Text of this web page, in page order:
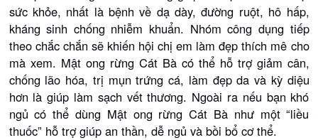
sức khỏe, nhất là bệnh về dạ dày, đường ruột, hô hấp,
kháng sinh chống nhiễm khuẩn. Nhóm công dụng tiếp
theo chắc chắn sẽ khiến hội chị em làm đẹp thích mê cho
mà xem. Mật ong rừng Cát Bà có thể hỗ trợ giảm cân,
chống lão hóa, trị mụn trứng cá, làm đẹp da và kỳ diệu
hơn là giúp làm sạch vết thương. Ngoài ra nếu bạn khó
ngủ có thể dùng Mật ong rừng Cát Bà như một “liều
thuốc” hỗ trợ giúp an thần, dễ ngủ và bồi bổ cơ thể.